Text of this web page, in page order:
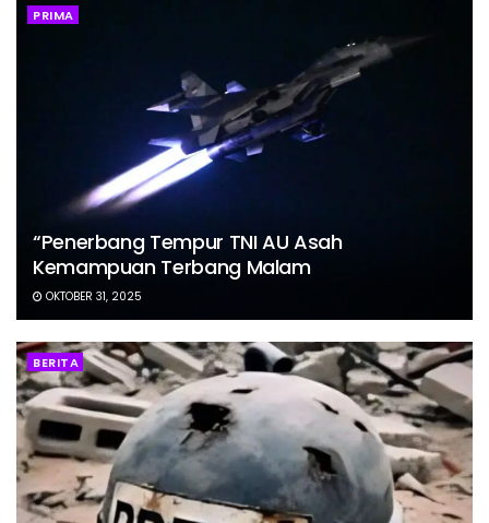
PRIMA
“Penerbang Tempur TNI AU Asah
Kemampuan Terbang Malam
OKTOBER 31, 2025
BERITA